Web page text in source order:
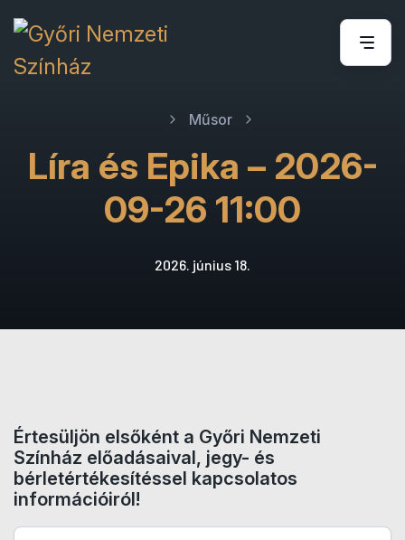
Műsor
Líra és Epika – 2026-
09-26 11:00
2026. június 18.
Értesüljön elsőként a Győri Nemzeti
Színház előadásaival, jegy- és
bérletértékesítéssel kapcsolatos
információiról!